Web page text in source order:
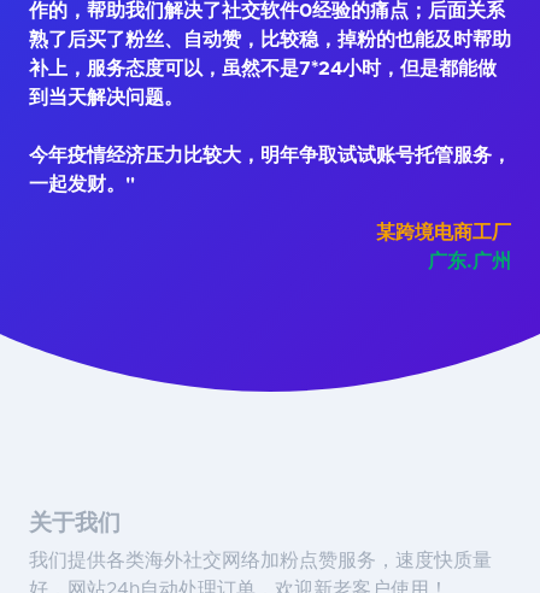
作的，帮助我们解决了社交软件0经验的痛点；后面关系
熟了后买了粉丝、自动赞，比较稳，掉粉的也能及时帮助
补上，服务态度可以，虽然不是7*24小时，但是都能做
到当天解决问题。
今年疫情经济压力比较大，明年争取试试账号托管服务，
一起发财。"
某跨境电商工厂
广东.广州
关于我们
我们提供各类海外社交网络加粉点赞服务，速度快质量